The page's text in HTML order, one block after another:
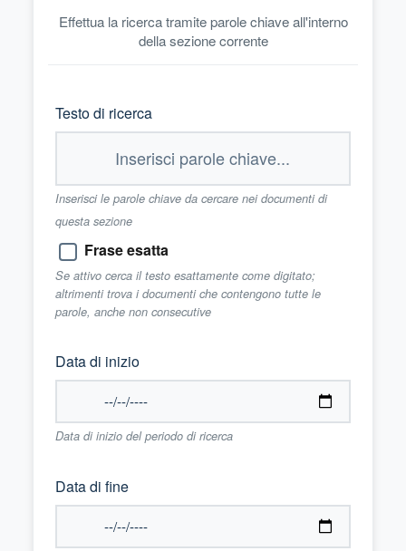
Effettua la ricerca tramite parole chiave all'interno
della sezione corrente
Testo di ricerca
Inserisci le parole chiave da cercare nei documenti di
questa sezione
Frase esatta
Se attivo cerca il testo esattamente come digitato;
altrimenti trova i documenti che contengono tutte le
parole, anche non consecutive
Data di inizio
Data di inizio del periodo di ricerca
Data di fine